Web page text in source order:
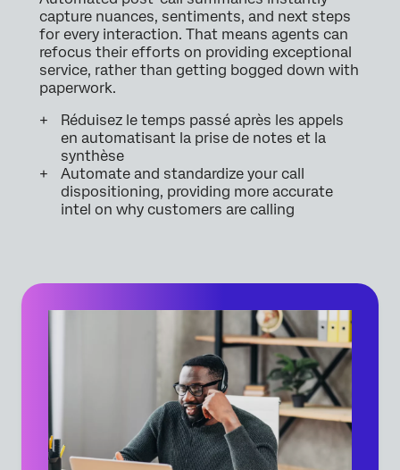
capture nuances, sentiments, and next steps
for every interaction. That means agents can
refocus their efforts on providing exceptional
service, rather than getting bogged down with
paperwork.
Réduisez le temps passé après les appels
en automatisant la prise de notes et la
synthèse
Automate and standardize your call
dispositioning, providing more accurate
intel on why customers are calling